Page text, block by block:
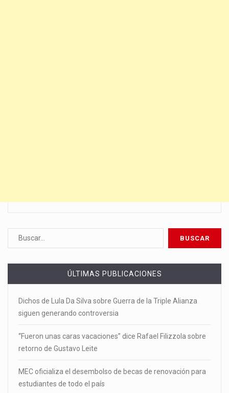
ÚLTIMAS PUBLICACIONES
Dichos de Lula Da Silva sobre Guerra de la Triple Alianza
siguen generando controversia
“Fueron unas caras vacaciones” dice Rafael Filizzola sobre
retorno de Gustavo Leite
MEC oficializa el desembolso de becas de renovación para
estudiantes de todo el país